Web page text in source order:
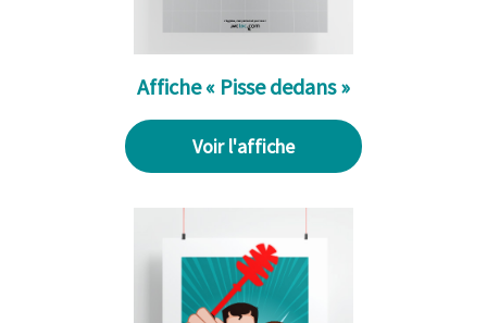
Affiche « Pisse dedans »
Voir l'affiche